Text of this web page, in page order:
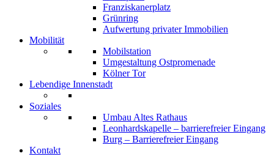
Franziskanerplatz
Grünring
Aufwertung privater Immobilien
Mobilität
Mobilstation
Umgestaltung Ostpromenade
Kölner Tor
Lebendige Innenstadt
Soziales
Umbau Altes Rathaus
Leonhardskapelle – barrierefreier Eingang
Burg – Barrierefreier Eingang
Kontakt